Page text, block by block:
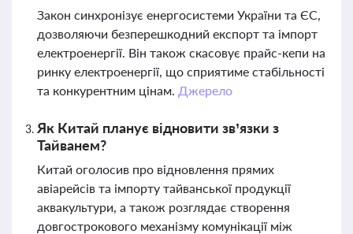
Закон синхронізує енергосистеми України та ЄС,
дозволяючи безперешкодний експорт та імпорт
електроенергії. Він також скасовує прайс-кепи на
ринку електроенергії, що сприятиме стабільності
та конкурентним цінам. Джерело
Як Китай планує відновити зв’язки з
Тайванем?
Китай оголосив про відновлення прямих
авіарейсів та імпорту тайванської продукції
аквакультури, а також розглядає створення
довгострокового механізму комунікації між